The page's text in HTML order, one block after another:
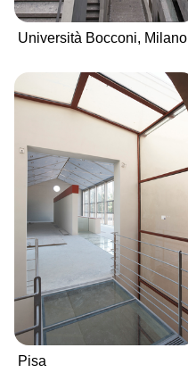
Università Bocconi, Milano
Pisa